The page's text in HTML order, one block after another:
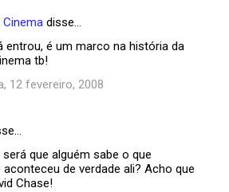
disse…
entrou, é um marco na história da
tb!
12 fevereiro, 2008
que alguém sabe o que
aconteceu de verdade ali? Acho que
Chase!